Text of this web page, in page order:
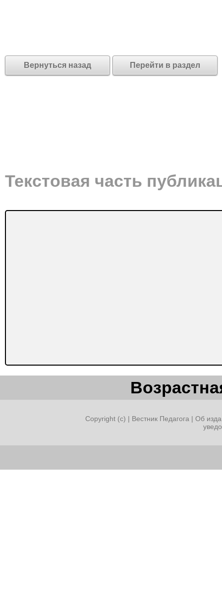
Вернуться назад Перейти в раздел
Текстовая часть
Copyright (c) | Вестник Педагога | Об